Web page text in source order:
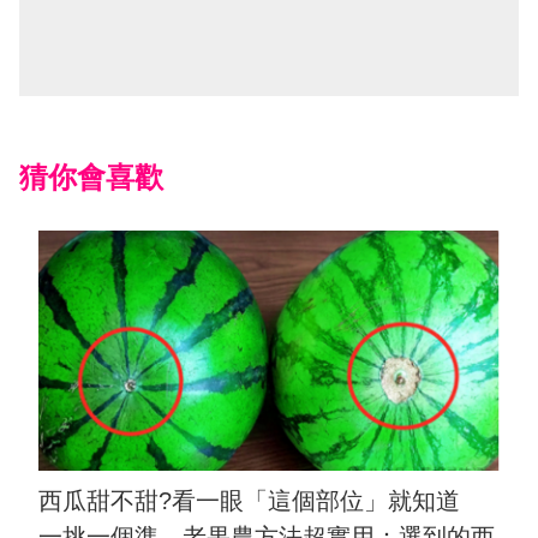
猜你會喜歡
西瓜甜不甜?看一眼「這個部位」就知道